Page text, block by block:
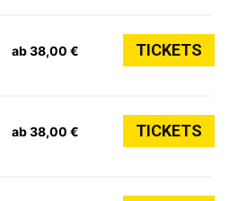
ab 38,00 € TICKETS
ab 38,00 € TICKETS